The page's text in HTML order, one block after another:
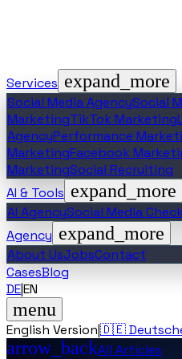
Services expand_more
Social Media AgencySocial
MarketingTikTok Marketing
AgencyPerformance
MarketingFacebook
MarketingSocial Recruiting
AI & Tools expand_more
AI AgencySocial Media
Agency expand_more
About UsJobsContact
CasesBlog
DE|EN
menu
English Version|🇩🇪
arrow_backAll Articles